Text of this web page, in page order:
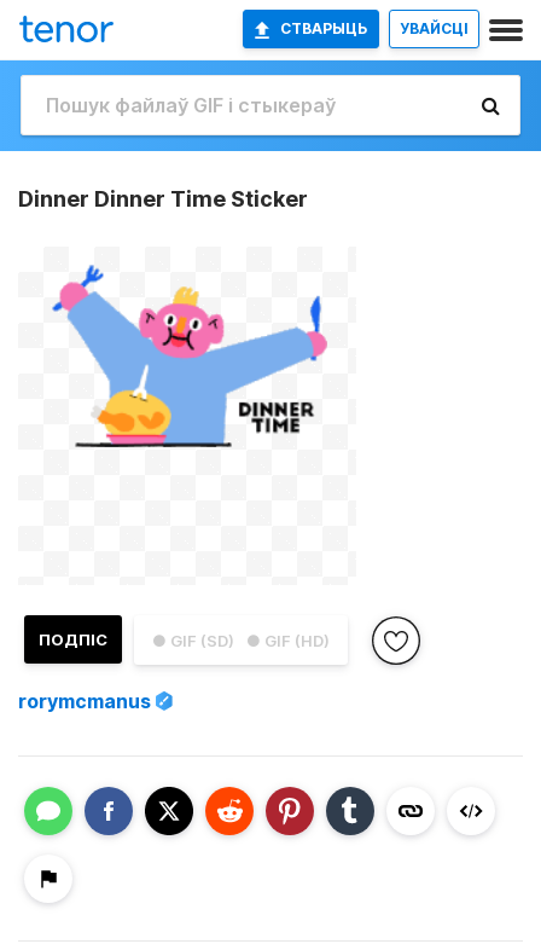
СТВАРЫЦЬ УВАЙСЦІ
Dinner Dinner Time Sticker
● GIF (SD) ● GIF (HD)
ПОДПІС
rorymcmanus